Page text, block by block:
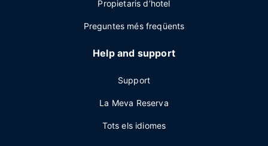
Propietaris d’hotel
Preguntes més freqüents
Help and support
Support
La Meva Reserva
Tots els idiomes